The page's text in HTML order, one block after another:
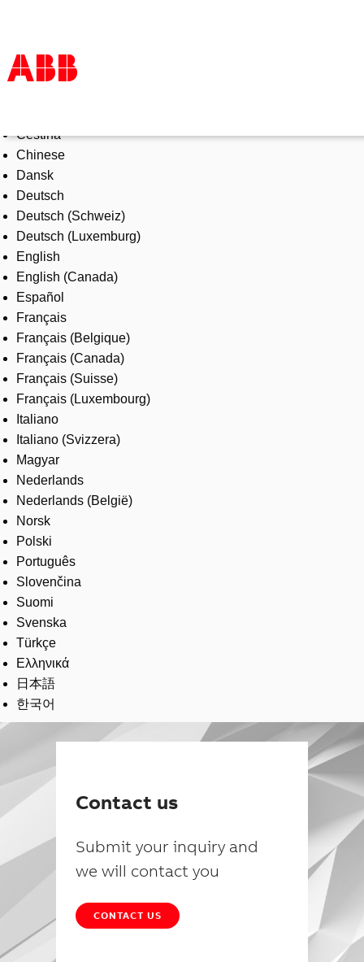
Products & Solutions
Industries
Services
About us
Where to buy
Contact us
Careers
Čeština
Chinese
Dansk
Deutsch
Deutsch (Schweiz)
Deutsch (Luxemburg)
English
English (Canada)
Español
Français
Français (Belgique)
Français (Canada)
Français (Suisse)
Français (Luxembourg)
Italiano
Italiano (Svizzera)
Magyar
Nederlands
Nederlands (België)
Norsk
Polski
Português
Slovenčina
Suomi
Svenska
Türkçe
Ελληνικά
日本語
한국어
Contact us
Submit your inquiry and
we will contact you
CONTACT US